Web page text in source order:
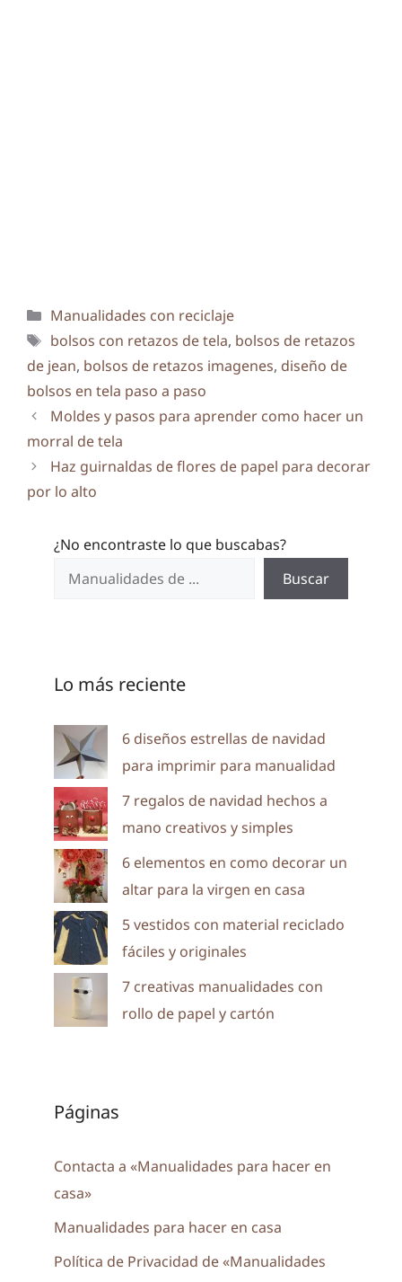
Categorías
Manualidades con reciclaje
Etiquetas
bolsos con retazos de tela, bolsos de retazos
de jean, bolsos de retazos imagenes, diseño de
bolsos en tela paso a paso
Moldes y pasos para aprender como hacer un
morral de tela
Haz guirnaldas de flores de papel para decorar
por lo alto
¿No encontraste lo que buscabas?
Buscar
Lo más reciente
6 diseños estrellas de navidad
para imprimir para manualidad
7 regalos de navidad hechos a
mano creativos y simples
6 elementos en como decorar un
altar para la virgen en casa
5 vestidos con material reciclado
fáciles y originales
7 creativas manualidades con
rollo de papel y cartón
Páginas
Contacta a «Manualidades para hacer en
casa»
Manualidades para hacer en casa
Política de Privacidad de «Manualidades